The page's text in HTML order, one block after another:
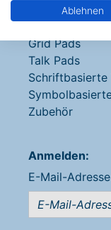
Kommunizieren
Grid Pads
Talk Pads
Schriftbasierte
Zubehör
Anmelden:
E-Mail-
Ablehnen